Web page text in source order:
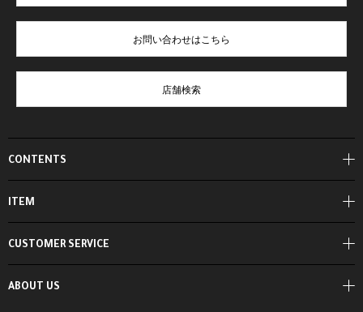
CONTENTS
ITEM
ABOUT US
お問い合わせはこちら
店舗検索
CUSTOMER SERVICE